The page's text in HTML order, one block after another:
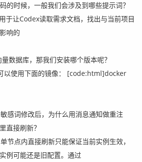
的example程序
的example的演示数据，这个exam
home}/examples/jars目录下有一
的时候，一般我们会涉及到哪些提示词？
让Codex读取需求文档，找出与当前项目
响的
数据库，那我们安装哪个版本呢？
以使用下面的镜像： [code:html]docker
感词修改后，为什么用消息通知做重注
直接刷新？
节点内直接刷新只能保证当前实例生效，
例可能还是旧配置。通过